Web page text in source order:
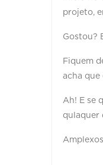
projeto,
Gostou?
Fiquem
acha que
Ah! E se
qulaquer